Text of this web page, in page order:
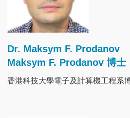
Dr. Maksym F. Prodanov
Maksym F. Prodanov 博士
香港科技大學電子及計算機工程系